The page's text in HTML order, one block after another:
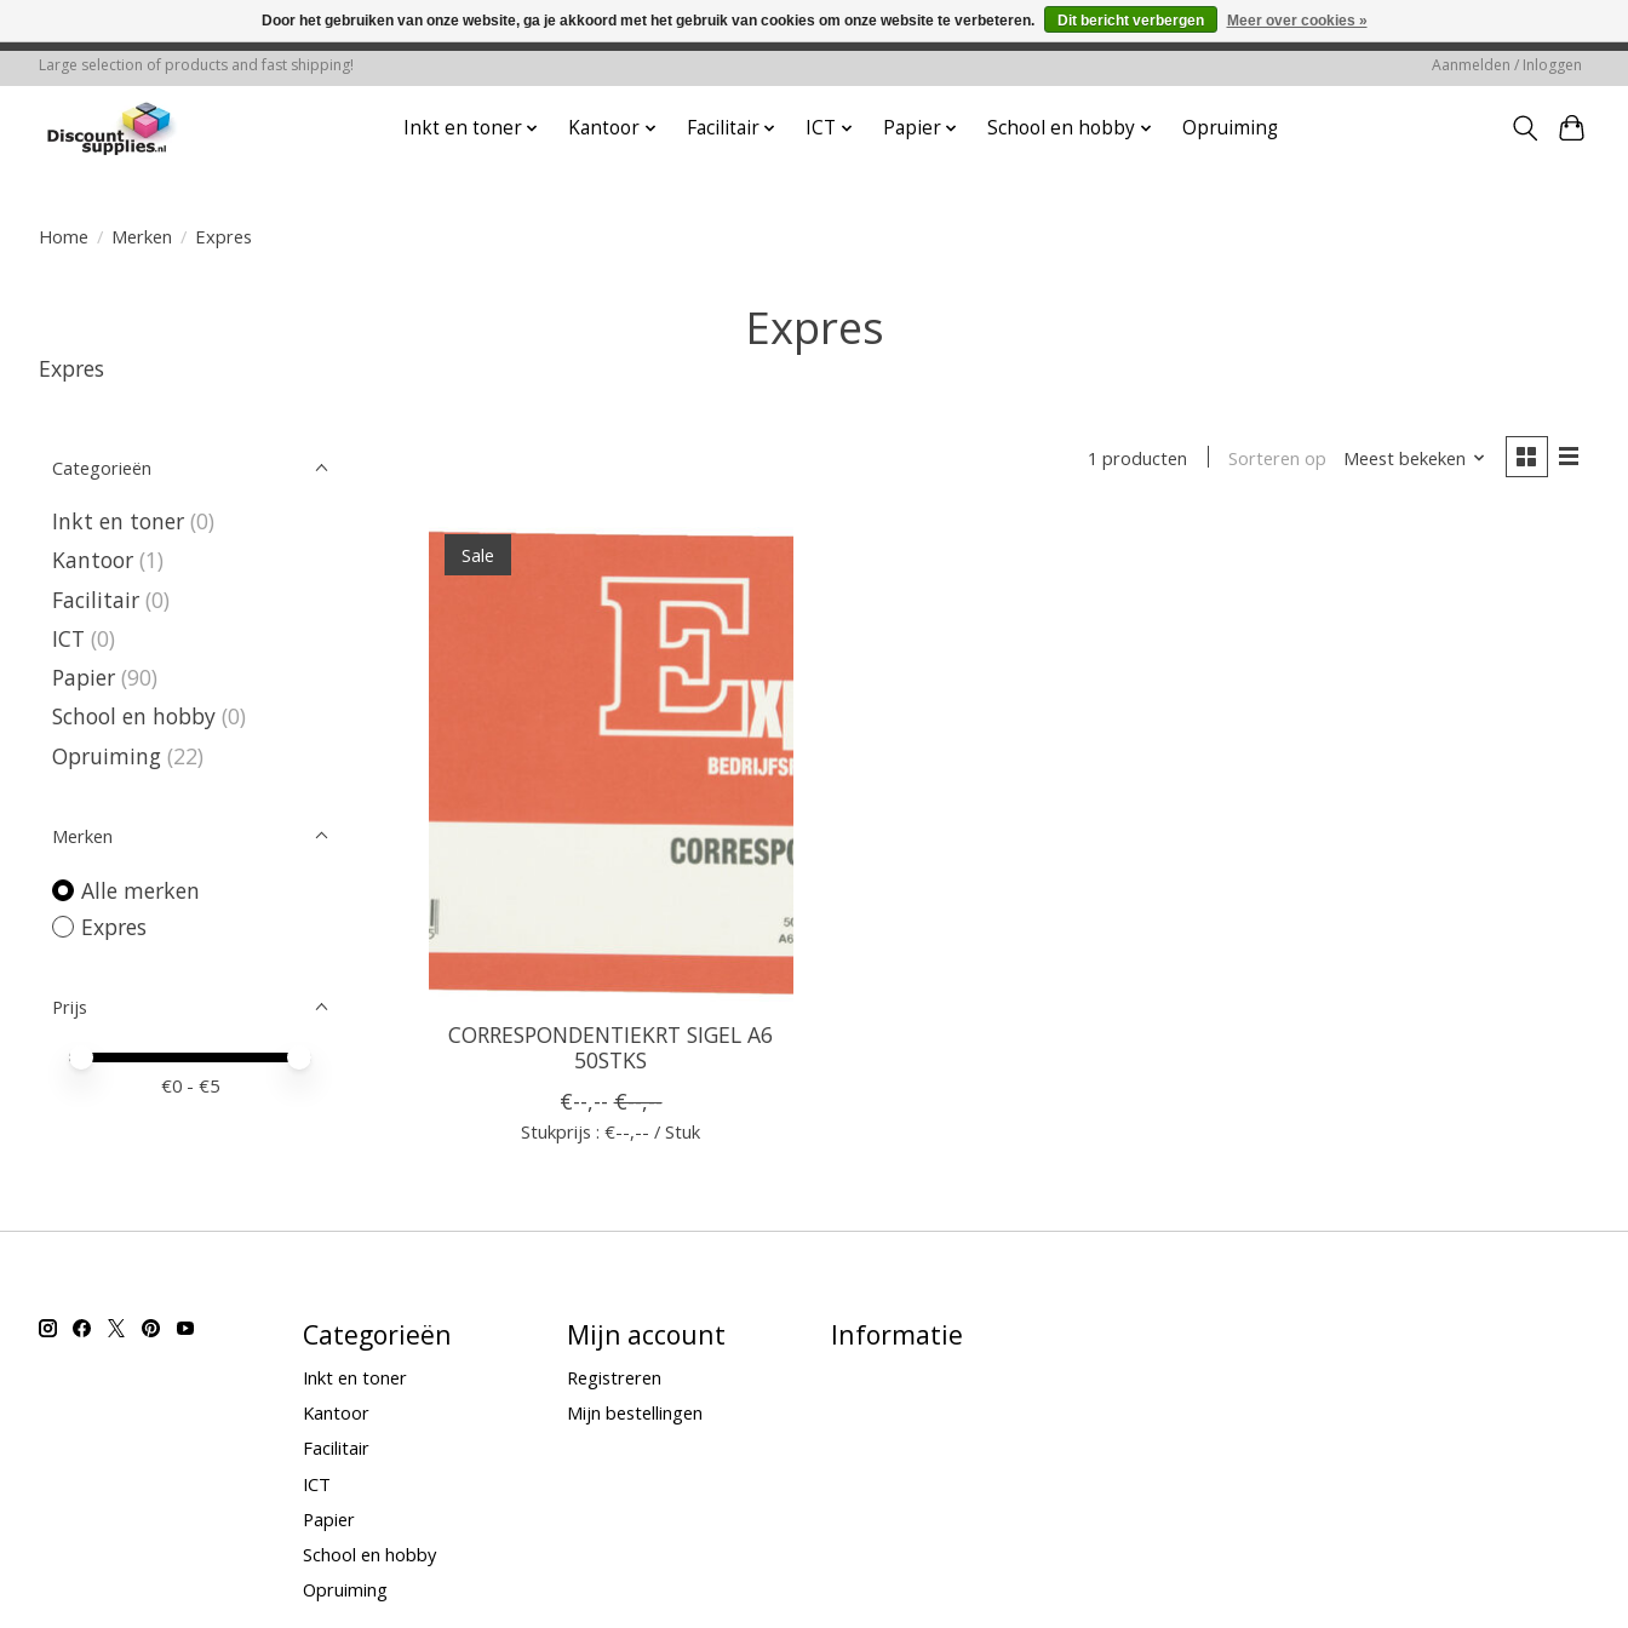
Large selection of products and fast shipping! Aanmelden / Inloggen
Inkt en toner Kantoor Facilitair ICT Papier School en hobby Opruiming
Home / Merken / Expres
Expres
Expres
Categorieën
Inkt en toner (0)
Kantoor (1)
Facilitair (0)
ICT (0)
Papier (90)
School en hobby (0)
Opruiming (22)
Merken
Alle merken
Expres
Prijs
Minimale prijswaarde
Price maximum value
€0 - €5
1 producten Sorteren op Meest bekeken
Sale
CORRESPONDENTIEKRT SIGEL A6
50STKS
€--,-- €--,--
Stukprijs : €--,-- / Stuk
Categorieën
Inkt en toner
Kantoor
Facilitair
ICT
Papier
School en hobby
Opruiming
Mijn account
Registreren
Mijn bestellingen
Informatie
Door het gebruiken van onze website, ga je akkoord met het gebruik van cookies om onze website te verbeteren. Dit bericht verbergen Meer over cookies »
← Keer terug naar de backofficeDeze winkel is in aanbouw. Eventueel geplaatste orders zullen niet worden gehonoreerd of verwerkt.